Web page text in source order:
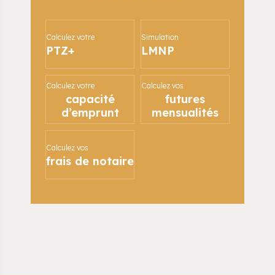
Calculez votre
PTZ+
Simulation
LMNP
Calculez votre
capacité
d’emprunt
Calculez vos
futures
mensualités
Calculez vos
frais de notaire